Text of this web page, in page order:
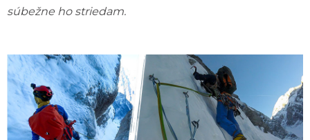
súbežne ho striedam.